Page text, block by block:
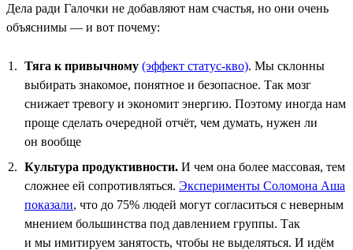
Дела ради Галочки не добавляют нам счастья, но они очень
объяснимы — и вот почему:
Тяга к привычному (эффект статус-кво). Мы склонны
выбирать знакомое, понятное и безопасное. Так мозг
снижает тревогу и экономит энергию. Поэтому иногда нам
проще сделать очередной отчёт, чем думать, нужен ли
он вообще
Культура продуктивности. И чем она более массовая, тем
сложнее ей сопротивляться. Эксперименты Соломона Аша
показали, что до 75% людей могут согласиться с неверным
мнением большинства под давлением группы. Так
и мы имитируем занятость, чтобы не выделяться. И идём